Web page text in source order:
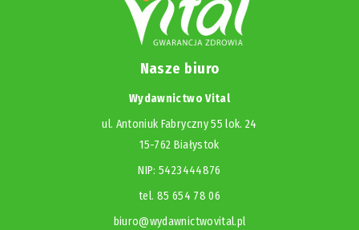
Nasze biuro
Wydawnictwo Vital
ul. Antoniuk Fabryczny 55 lok. 24
15-762 Białystok
NIP: 5423444876
tel. 85 654 78 06
biuro@wydawnictwovital.pl